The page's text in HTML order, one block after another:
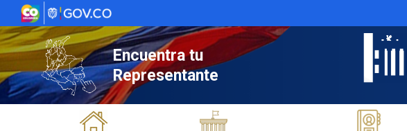
al
contenido
Encuentra tu
Representante